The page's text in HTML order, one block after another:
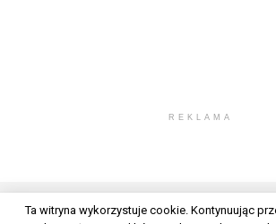
REKLAMA
Ta witryna wykorzystuje cookie. Kontynuując